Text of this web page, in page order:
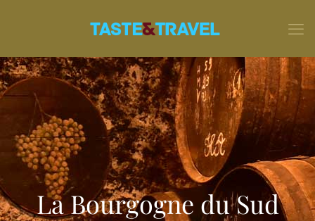
La Bourgogne du Sud